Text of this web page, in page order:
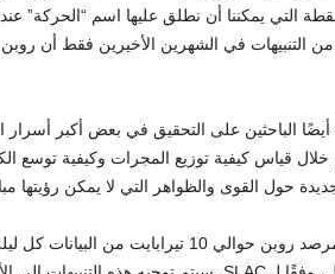
التي يمكننا أن نطلق عليها اسم “الحركة”
من التنبيهات في الشهرين الأخيرين فقط أن
الباحثين على التحقيق في بعض أكبر أسرار
قياس كيفية توزيع المجرات وكيفية توسع
حول القوى والظواهر التي لا يمكن رؤيتها